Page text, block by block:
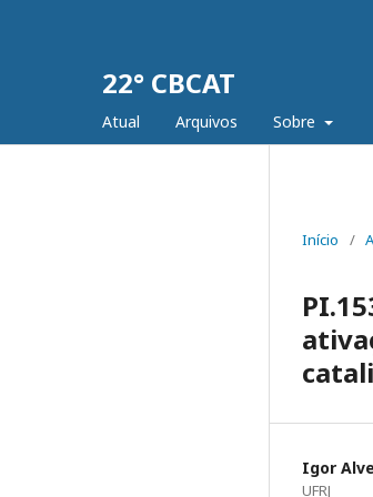
22° CBCAT
Atual Arquivos Sobre
Início /
Igor
UFRJ